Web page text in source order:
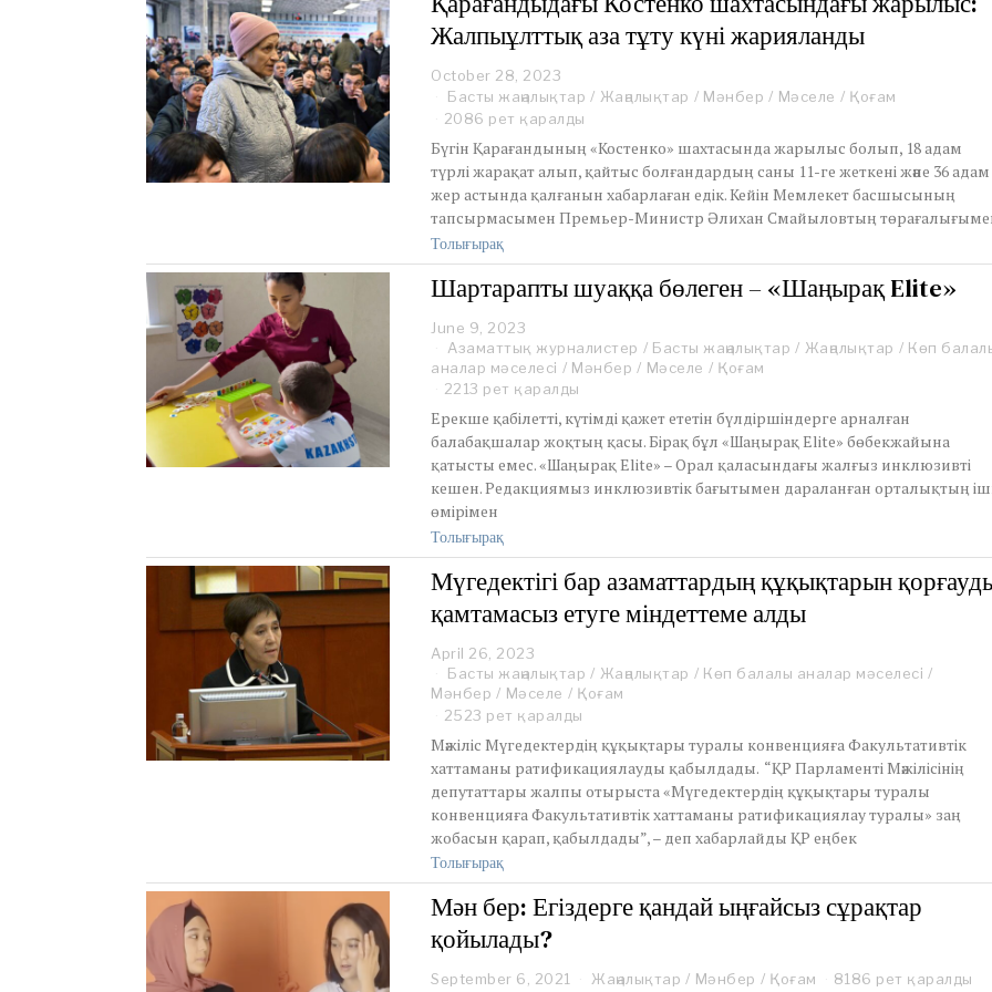
2
Жалпыұлттық аза тұту күні жарияланды
October 28, 2023
Басты жаңалықтар / Жаңалықтар / Мәнбер / Мәселе / Қоғам
2086 рет қаралды
Бүгін Қарағандының «Костенко» шахтасында жарылыс болып, 18 адам
түрлі жарақат алып, қайтыс болғандардың саны 11-ге жеткені және 36 адам
жер астында қалғанын хабарлаған едік. Кейін Мемлекет басшысының
тапсырмасымен Премьер-Министр Әлихан Смайыловтың
Толығырақ
Шартарапты шуаққа бөлеген – «Шаңырақ Elite»
June 9, 2023
u
n
e
0
,
2
0
Азаматтық журналистер / Басты жаңалықтар / Жаңалықтар / Көп
аналар мәселесі / Мәнбер / Мәселе / Қоғам
2213 рет қаралды
Ерекше қабілетті, күтімді қажет ететін бүлдіршіндерге арналған
балабақшалар жоқтың қасы. Бірақ бұл «Шаңырақ Elite» бөбекжайына
қатысты емес. «Шаңырақ Elite» – Орал қаласындағы жалғыз инклюзивті
кешен. Редакциямыз инклюзивтік бағытымен дараланған орталықтың
өмірімен
Толығырақ
Мүгедектігі бар азаматтардың құқықтарын
қамтамасыз етуге міндеттеме алды
April 26, 2023
Басты жаңалықтар / Жаңалықтар / Көп балалы аналар мәселесі /
Мәнбер / Мәселе / Қоғам
2523 рет қаралды
Мәжіліс Мүгедектердің құқықтары туралы конвенцияға Факультативтік
хаттаманы ратификациялауды қабылдады. “ҚР Парламенті Мәжілісінің
депутаттары жалпы отырыста «Мүгедектердің құқықтары туралы
конвенцияға Факультативтік хаттаманы ратификациялау туралы» заң
жобасын қарап, қабылдады”, – деп хабарлайды ҚР еңбек
Толығырақ
Мән бер: Егіздерге қандай ыңғайсыз сұрақтар
қойылады?
September 6, 2021 Жаңалықтар / Мәнбер / Қоғам 8186 рет қаралды